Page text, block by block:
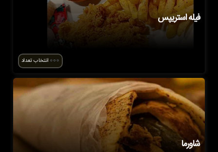
فیله استریپس
انتخاب تعداد
شاورما